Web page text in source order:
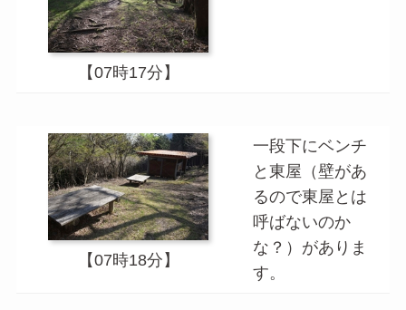
【07時17分】
【07時18分】
一段下にベンチ
と東屋（壁があ
るので東屋とは
呼ばないのか
な？）がありま
す。